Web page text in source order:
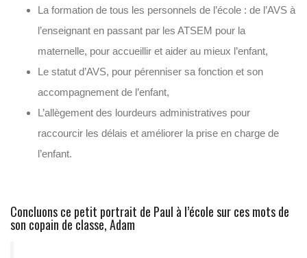
La formation de tous les personnels de l’école : de l’AVS à
l’enseignant en passant par les ATSEM pour la
maternelle, pour accueillir et aider au mieux l’enfant,
Le statut d’AVS, pour pérenniser sa fonction et son
accompagnement de l’enfant,
L’allègement des lourdeurs administratives pour
raccourcir les délais et améliorer la prise en charge de
l’enfant.
Concluons ce petit portrait de Paul à l’école sur ces mots de
son copain de classe, Adam